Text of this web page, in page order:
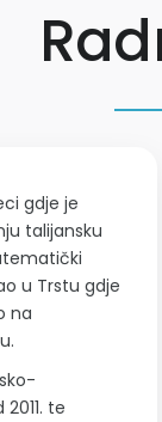
gdje je
talijansku
u Trstu gdje
na
te